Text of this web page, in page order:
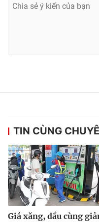
TIN CÙNG
Giá xăng, dầu cùng